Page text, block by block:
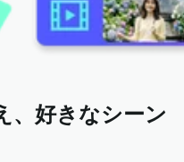
、好きなシーン